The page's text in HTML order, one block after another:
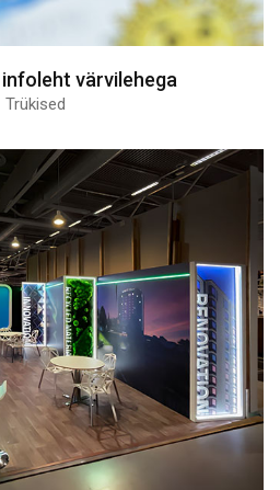
värvilehega
Trükised